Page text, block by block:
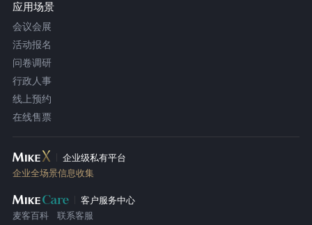
应用场景
会议会展
活动报名
问卷调研
行政人事
线上预约
在线售票
企业级私有平台
企业全场景信息收集
客户服务中心
麦客百科
联系客服